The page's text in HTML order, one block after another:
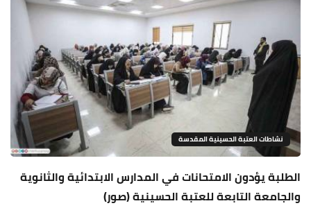
نشاطات العتبة الحسينية المقدسة
الطلبة يؤدون الامتحانات في المدارس الابتدائية والثانوية
والجامعة التابعة للعتبة الحسينية (صور)